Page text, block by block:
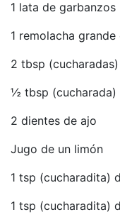
1 lata de garbanzos
1 remolacha
2 tbsp
½ tbsp (cucharada)
2 dientes de ajo
Jugo de un limón
1 tsp (cucharadita)
1 tsp (cucharadita)